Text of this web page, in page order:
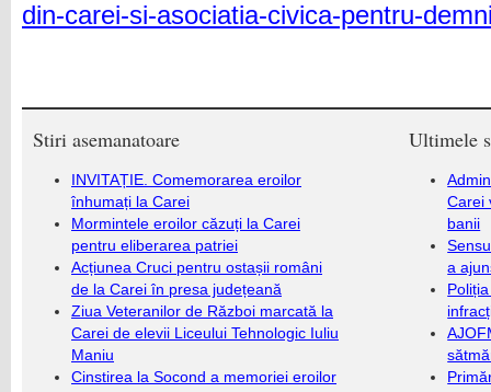
din-carei-si-asociatia-civica-pentru-
Stiri asemanatoare
INVITAȚIE. Comemorarea eroilor
înhumați la Carei
Mormintele eroilor căzuți la Carei
pentru eliberarea patriei
Acțiunea Cruci pentru ostașii români
de la Carei în presa județeană
Ziua Veteranilor de Război marcată la
Carei de elevii Liceului Tehnologic Iuliu
Maniu
Cinstirea la Socond a memoriei eroilor
Ultimele
Carei
banii
a